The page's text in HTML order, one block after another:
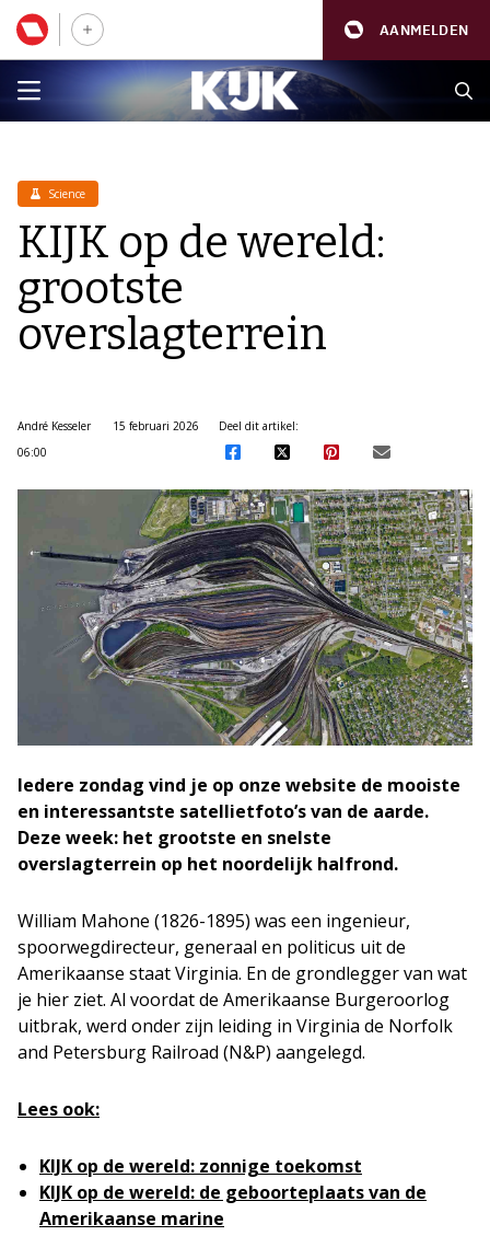
AANMELDEN
Science
KIJK op de wereld:
grootste
overslagterrein
André Kesseler
15 februari 2026
06:00
Deel dit artikel:
Iedere zondag vind je op onze website de mooiste
en interessantste satellietfoto’s van de aarde.
Deze week: het grootste en snelste
overslagterrein op het noordelijk halfrond.
William Mahone (1826-1895) was een ingenieur,
spoorwegdirecteur, generaal en politicus uit de
Amerikaanse staat Virginia. En de grondlegger van wat
je hier ziet. Al voordat de Amerikaanse Burgeroorlog
uitbrak, werd onder zijn leiding in Virginia de Norfolk
and Petersburg Railroad (N&P) aangelegd.
Lees ook:
KIJK op de wereld: zonnige toekomst
KIJK op de wereld: de geboorteplaats van de
Amerikaanse marine